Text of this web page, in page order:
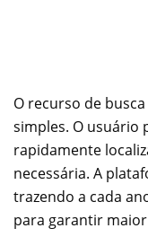
O recurso de
simples. O usuário
rapidamente
necessária. A
trazendo a cada
para garantir